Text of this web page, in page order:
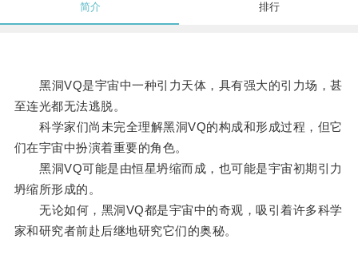
简介 排行
黑洞VQ是宇宙中一种引力天体，具有强大的引力场，甚
至连光都无法逃脱。
科学家们尚未完全理解黑洞VQ的构成和形成过程，但它
们在宇宙中扮演着重要的角色。
黑洞VQ可能是由恒星坍缩而成，也可能是宇宙初期引力
坍缩所形成的。
无论如何，黑洞VQ都是宇宙中的奇观，吸引着许多科学
家和研究者前赴后继地研究它们的奥秘。